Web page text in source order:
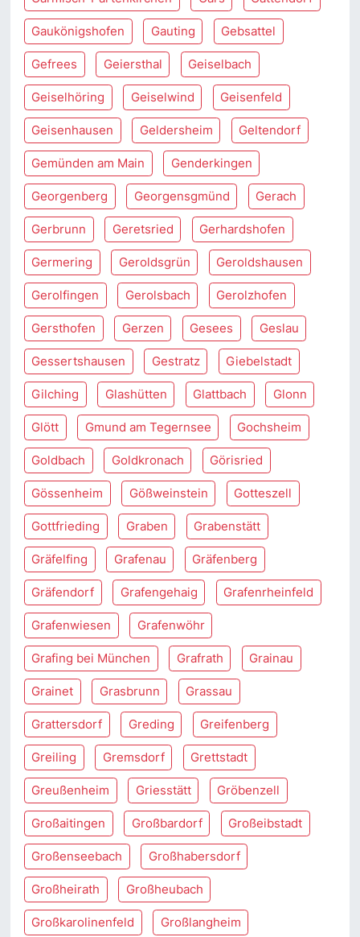
Gaukönigshofen Gauting Gebsattel
Gefrees Geiersthal Geiselbach
Geiselhöring Geiselwind Geisenfeld
Geisenhausen Geldersheim Geltendorf
Gemünden am Main Genderkingen
Georgenberg Georgensgmünd Gerach
Gerbrunn Geretsried Gerhardshofen
Germering Geroldsgrün Geroldshausen
Gerolfingen Gerolsbach Gerolzhofen
Gersthofen Gerzen Gesees Geslau
Gessertshausen Gestratz Giebelstadt
Gilching Glashütten Glattbach Glonn
Glött Gmund am Tegernsee Gochsheim
Goldbach Goldkronach Görisried
Gössenheim Gößweinstein Gotteszell
Gottfrieding Graben Grabenstätt
Gräfelfing Grafenau Gräfenberg
Gräfendorf Grafengehaig Grafenrheinfeld
Grafenwiesen Grafenwöhr
Grafing bei München Grafrath Grainau
Grainet Grasbrunn Grassau
Grattersdorf Greding Greifenberg
Greiling Gremsdorf Grettstadt
Greußenheim Griesstätt Gröbenzell
Großaitingen Großbardorf Großeibstadt
Großenseebach Großhabersdorf
Großheirath Großheubach
Großkarolinenfeld Großlangheim